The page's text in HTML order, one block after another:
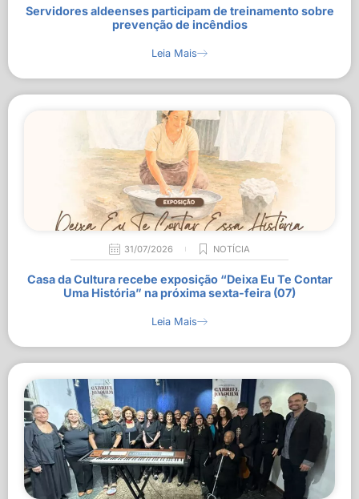
Servidores aldeenses participam de treinamento sobre
prevenção de incêndios
Leia Mais
31/07/2026 NOTÍCIA
Casa da Cultura recebe exposição “Deixa Eu Te Contar
Uma História” na próxima sexta-feira (07)
Leia Mais